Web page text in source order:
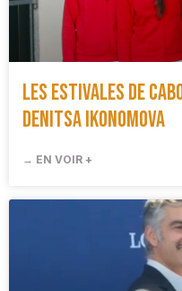
Les Estivales de
Denitsa Ikonomova
→ EN VOIR +